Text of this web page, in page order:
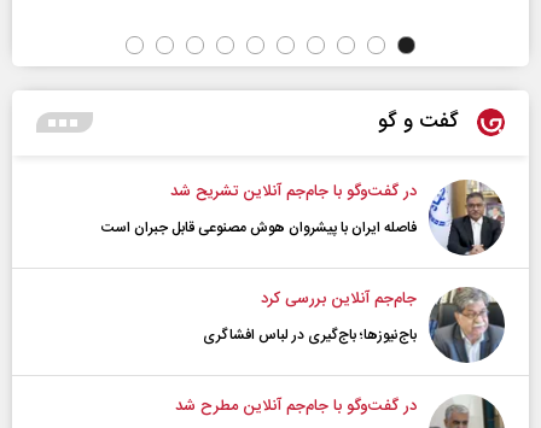
گفت و گو
در گفت‌و‌گو با جام‌جم آنلاین تشریح شد
فاصله ایران با پیشرو‌ان هوش مصنوعی قابل جبران است
جام‌جم آنلاین بررسی کرد
باج‌نیوزها؛ باج‌گیری در لباس افشاگری
در گفت‌و‌گو با جام‌جم آنلاین مطرح شد